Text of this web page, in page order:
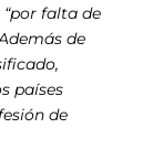
falta de
de
países
de